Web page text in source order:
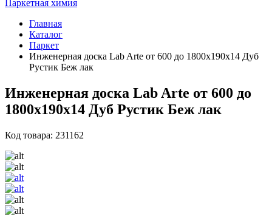
Паркетная химия
Главная
Каталог
Паркет
Инженерная доска Lab Arte от 600 до 1800х190х14 Дуб
Рустик Беж лак
Инженерная доска Lab Arte от 600 до
1800х190х14 Дуб Рустик Беж лак
Код товара: 231162